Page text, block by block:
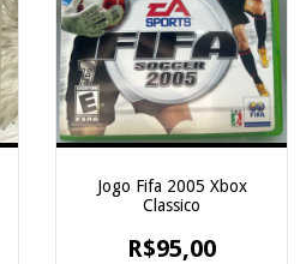
Jogo Fifa 2005 Xbox
Classico
R$95,00